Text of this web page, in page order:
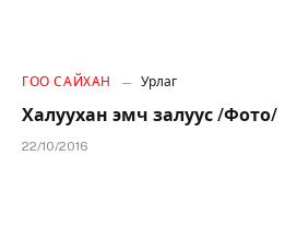
ГОО САЙХАН Урлаг
Халуухан эмч залуус /Фото/
22/10/2016